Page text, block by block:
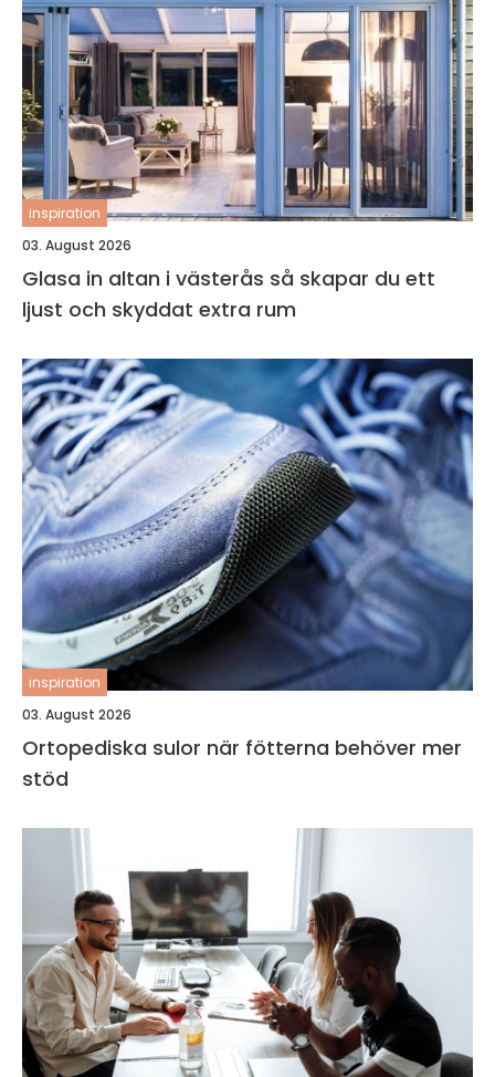
inspiration
03. August 2026
Glasa in altan i västerås så skapar du ett
ljust och skyddat extra rum
inspiration
03. August 2026
Ortopediska sulor när fötterna behöver mer
stöd